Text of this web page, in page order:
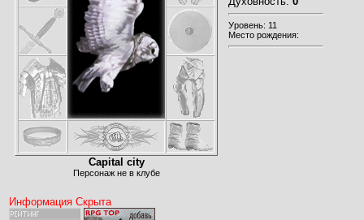
Capital city
Персонаж не в клубе
Уровень: 11
Место рождения:
Информация Скрыта